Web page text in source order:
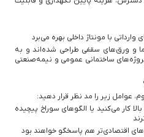
با مونتاژ داخلی بهره می‌برد
و ورق‌های سقفی طراحی شده‌اند و به
ساختمانی عمومی و نیمه‌صنعتی
عوامل زیر را مد نظر قرار دهید:
کار می‌کنید یا الگوهای سوراخ پیچیده
اقتصادی‌تر هم پاسخگو خواهند بود